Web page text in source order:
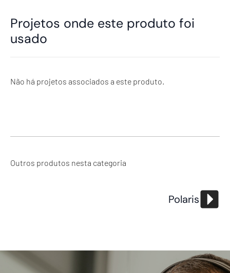
Projetos onde este produto foi
usado
Não há projetos associados a este produto.
Outros produtos nesta categoria
Polaris